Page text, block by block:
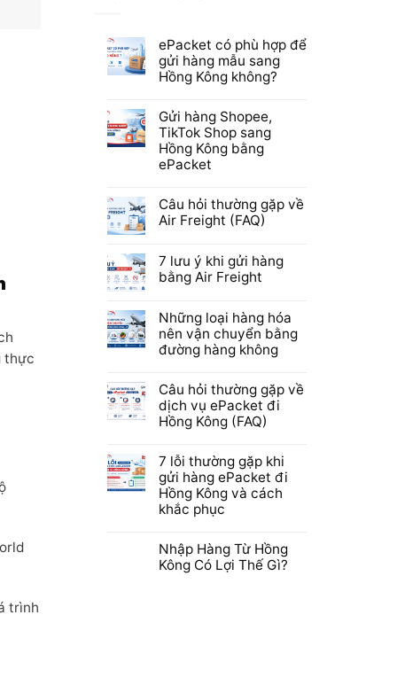
thực
trình
ePacket có phù hợp để
gửi hàng mẫu sang
Hồng Kông không?
Gửi hàng Shopee,
TikTok Shop sang
Hồng Kông bằng
ePacket
Câu hỏi thường gặp về
Air Freight (FAQ)
7 lưu ý khi gửi hàng
bằng Air Freight
Những loại hàng hóa
nên vận chuyển bằng
đường hàng không
Câu hỏi thường gặp về
dịch vụ ePacket đi
Hồng Kông (FAQ)
7 lỗi thường gặp khi
gửi hàng ePacket đi
Hồng Kông và cách
khắc phục
Nhập Hàng Từ Hồng
Kông Có Lợi Thế Gì?